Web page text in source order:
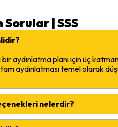
Sorular | SSS
aydınlatma planı için üç
aydınlatması temel olarak
nelerdir?